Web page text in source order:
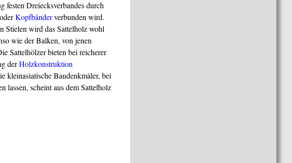
festen Dreiecksverbandes durch
oderKopfbänderverbunden wird.
Stielen wird das Sattelholz wohl
wie der Balken, von jenen
Sattelhölzer bieten bei reicherer
derHolzkonstruktion
kleinasiatische Baudenkmäler, bei
lassen, scheint aus dem Sattelholz